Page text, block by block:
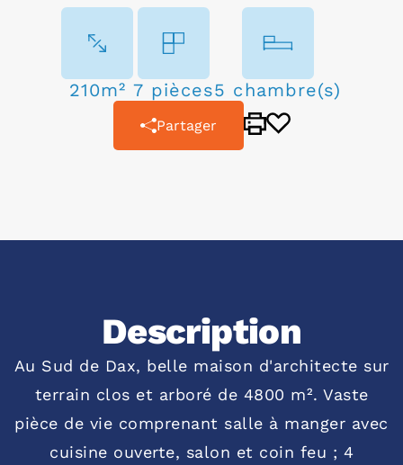
210m² 7 pièces5 chambre(s)
Partager
Description
Au Sud de Dax, belle maison d'architecte sur
terrain clos et arboré de 4800 m². Vaste
pièce de vie comprenant salle à manger avec
cuisine ouverte, salon et coin feu ; 4